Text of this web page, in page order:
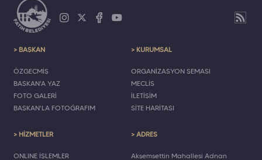
> BAŞKAN
ÖZGEÇMİŞ
BAŞKAN'A YAZ
FOTO GALERİ
BAŞKAN'LA FOTOĞRAFIM
> KURUMSAL
ORGANİZASYON ŞEMASI
MECLİS
İLETİŞİM
SİTE HARİTASI
> HİZMETLER
ONLINE İŞLEMLER
> ADRES
Akşemsettin Mahallesi Adnan